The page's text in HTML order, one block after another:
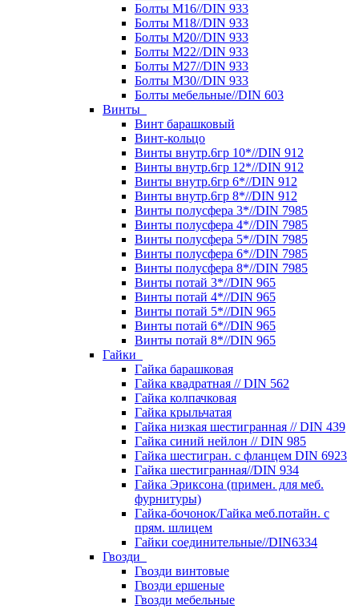
Болты М16//DIN 933
Болты М18//DIN 933
Болты М20//DIN 933
Болты М22//DIN 933
Болты М27//DIN 933
Болты М30//DIN 933
Болты мебельные//DIN 603
Винты
Винт барашковый
Винт-кольцо
Винты внутр.6гр 10*//DIN 912
Винты внутр.6гр 12*//DIN 912
Винты внутр.6гр 6*//DIN 912
Винты внутр.6гр 8*//DIN 912
Винты полусфера 3*//DIN 7985
Винты полусфера 4*//DIN 7985
Винты полусфера 5*//DIN 7985
Винты полусфера 6*//DIN 7985
Винты полусфера 8*//DIN 7985
Винты потай 3*//DIN 965
Винты потай 4*//DIN 965
Винты потай 5*//DIN 965
Винты потай 6*//DIN 965
Винты потай 8*//DIN 965
Гайки
Гайка барашковая
Гайка квадратная // DIN 562
Гайка колпачковая
Гайка крыльчатая
Гайка низкая шестигранная // DIN 439
Гайка синий нейлон // DIN 985
Гайка шестигран. с фланцем DIN 6923
Гайка шестигранная//DIN 934
Гайка Эриксона (примен. для меб.
фурнитуры)
Гайка-бочонок/Гайка меб.потайн. с
прям. шлицем
Гайки соединительные//DIN6334
Гвозди
Гвозди винтовые
Гвозди ершеные
Гвозди мебельные